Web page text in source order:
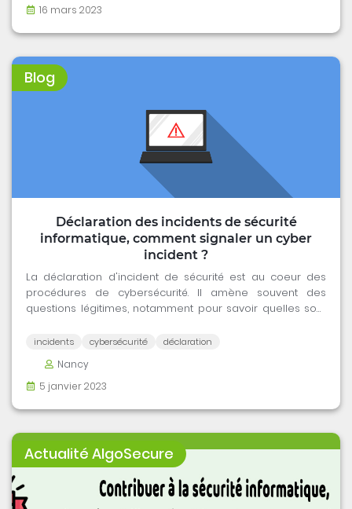
16 mars 2023
Blog
Déclaration des incidents de sécurité
informatique, comment signaler un cyber
incident ?
La déclaration d'incident de sécurité est au coeur des
procédures de cybersécurité. Il amène souvent des
questions légitimes, notamment pour savoir quelles sont
Comment effectuer un signalement ? Cet article vous
incidents cybersécurité déclaration
Nancy
5 janvier 2023
Actualité AlgoSecure